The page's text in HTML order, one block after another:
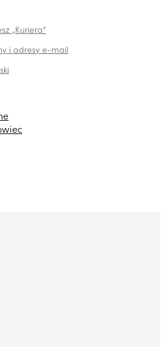
„Kuriera”
i adresy e-mail